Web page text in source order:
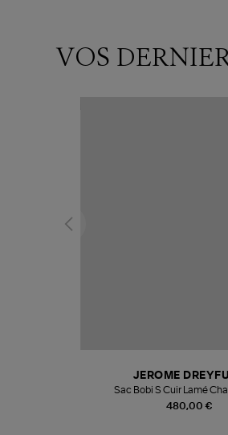
VOS
480,00 €
JEROME
Sac Bobi S Cuir Lamé